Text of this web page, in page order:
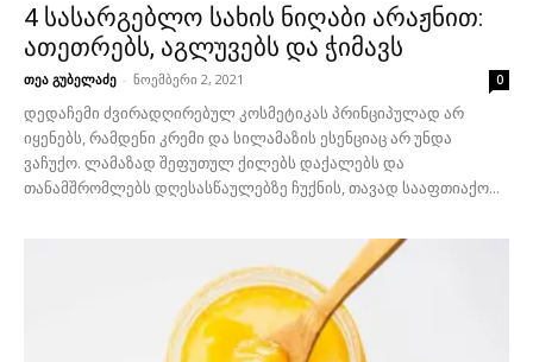
4 სასარგებლო სახის ნიღაბი არაჟნით:
ათეთრებს, აგლუვებს და ჭიმავს
თეა გუბელაძე - ნოემბერი 2, 2021 0
დედაჩემი ძვირადღირებულ კოსმეტიკას პრინციპულად არ
იყენებს, რამდენი კრემი და სილამაზის ესენციაც არ უნდა
ვაჩუქო. ლამაზად შეფუთულ ქილებს დაქალებს და
თანამშრომლებს დღესასწაულებზე ჩუქნის, თავად სააფთიაქო...